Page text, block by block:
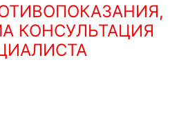
КОНСУЛЬТАЦИЯ